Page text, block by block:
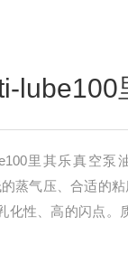
lube100
里其乐真空泵
蒸气压、合适的
化性、高的闪点